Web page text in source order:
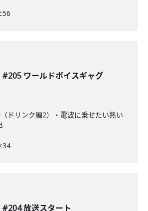
#205 ワールドボイスギャグ
ドリンク編2）・電波に乗せたい熱い
#204 放送スタート